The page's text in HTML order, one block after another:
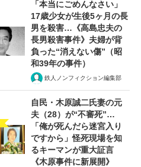
「本当にごめんなさい」
17歳少女が生後5ヶ月の長
男を殺害…《高島忠夫の
長男殺害事件》夫婦が背
負った“消えない傷”（昭
和39年の事件）
鉄人ノンフィクション編集部
自民・木原誠二氏妻の元
夫（28）が“不審死”…
「俺が死んだら迷宮入り
ですから」怪死現場を知
るキーマンが重大証言
《木原事件に新展開》